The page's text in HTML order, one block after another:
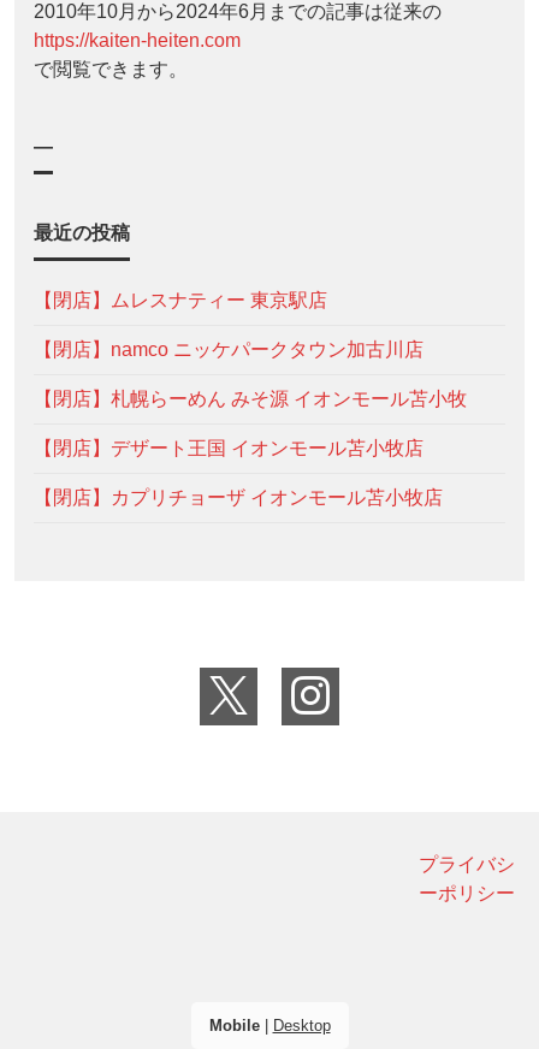
2010年10月から2024年6月までの記事は従来の
https://kaiten-heiten.com
で閲覧できます。
—
最近の投稿
【閉店】ムレスナティー 東京駅店
【閉店】namco ニッケパークタウン加古川店
【閉店】札幌らーめん みそ源 イオンモール苫小牧
【閉店】デザート王国 イオンモール苫小牧店
【閉店】カプリチョーザ イオンモール苫小牧店
プライバシ
ーポリシー
Mobile| Desktop